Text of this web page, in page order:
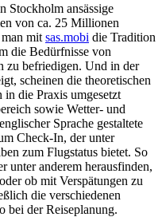
Stockholm ansässige
von ca. 25 Millionen
mit sas.mobi die Tradition
die Bedürfnisse von
zu befriedigen. Und in der
scheinen die theoretischen
die Praxis umgesetzt
sowie Wetter- und
Sprache gestaltete
Check-In, der unter
zum Flugstatus bietet. So
unter anderem herausfinden,
ob mit Verspätungen zu
die verschiedenen
bei der Reiseplanung.